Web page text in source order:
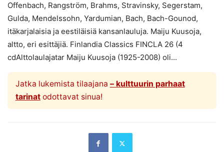
Offenbach, Rangström, Brahms, Stravinsky, Segerstam,
Gulda, Mendelssohn, Yardumian, Bach, Bach-Gounod,
itäkarjalaisia ja eestiläisiä kansanlauluja. Maiju Kuusoja,
altto, eri esittäjiä. Finlandia Classics FINCLA 26 (4
cdAlttolaulajatar Maiju Kuusoja (1925-2008) oli...
Jatka lukemista tilaajana – kulttuurin parhaat
tarinatodottavat sinua!